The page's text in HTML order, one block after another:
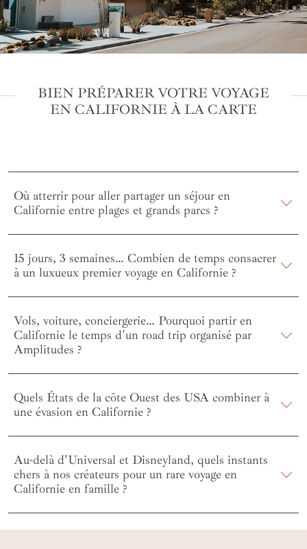
BIEN PRÉPARER VOTRE VOYAGE
EN CALIFORNIE À LA CARTE
Où atterrir pour aller partager un séjour en
Californie entre plages et grands parcs ?
15 jours, 3 semaines… Combien de temps consacrer
à un luxueux premier voyage en Californie ?
Vols, voiture, conciergerie… Pourquoi partir en
Californie le temps d'un road trip organisé par
Amplitudes ?
Quels États de la côte Ouest des USA combiner à
une évasion en Californie ?
Au-delà d'Universal et Disneyland, quels instants
chers à nos créateurs pour un rare voyage en
Californie en famille ?